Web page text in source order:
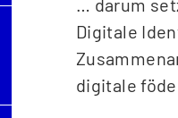
… darum
Digitale
digitale